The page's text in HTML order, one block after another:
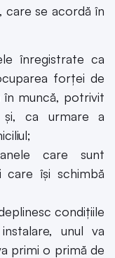
care se acordă în
înregistrate ca
forței de
în muncă, potrivit
ca urmare a
care sunt
care își schimbă
condițiile
unul va
primi o primă de